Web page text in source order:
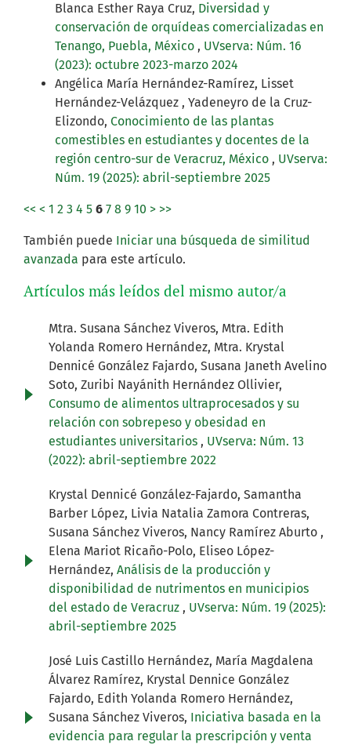
Blanca Esther Raya Cruz, Diversidad y
conservación de orquídeas comercializadas en
Tenango, Puebla, México , UVserva: Núm. 16
(2023): octubre 2023-marzo 2024
Angélica María Hernández-Ramírez, Lisset
Hernández-Velázquez , Yadeneyro de la Cruz-
Elizondo, Conocimiento de las plantas
comestibles en estudiantes y docentes de la
región centro-sur de Veracruz, México , UVserva:
Núm. 19 (2025): abril-septiembre 2025
<< < 1 2 3 4 5 6 7 8 9 10 > >>
También puede Iniciar una búsqueda de similitud
avanzada para este artículo.
Artículos más leídos del mismo autor/a
Mtra. Susana Sánchez Viveros, Mtra. Edith
Yolanda Romero Hernández, Mtra. Krystal
Dennicé González Fajardo, Susana Janeth Avelino
Soto, Zuribi Nayánith Hernández Ollivier,
Consumo de alimentos ultraprocesados y su
relación con sobrepeso y obesidad en
estudiantes universitarios , UVserva: Núm. 13
(2022): abril-septiembre 2022
Krystal Dennicé González-Fajardo, Samantha
Barber López, Livia Natalia Zamora Contreras,
Susana Sánchez Viveros, Nancy Ramírez Aburto ,
Elena Mariot Ricaño-Polo, Eliseo López-
Hernández, Análisis de la producción y
disponibilidad de nutrimentos en municipios
del estado de Veracruz , UVserva: Núm. 19 (2025):
abril-septiembre 2025
José Luis Castillo Hernández, María Magdalena
Álvarez Ramírez, Krystal Dennice González
Fajardo, Edith Yolanda Romero Hernández,
Susana Sánchez Viveros, Iniciativa basada en la
evidencia para regular la prescripción y venta